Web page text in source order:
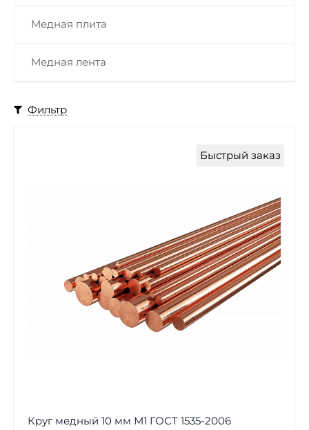
Медная плита
Медная лента
Фильтр
Быстрый заказ
Круг медный 10 мм М1 ГОСТ 1535-2006